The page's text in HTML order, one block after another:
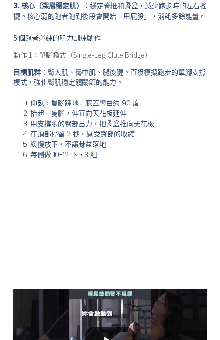
3. 核心（深層穩定肌）
：穩定脊椎和骨盆，減少跑步時的左右搖
擺。核心弱的跑者跑到後段會開始「甩屁股」，消耗多餘能量。
5 個跑者必練的肌力訓練動作
動作 1：單腳橋式（Single-Leg Glute Bridge）
目標肌群：臀大肌、臀中肌、腿後腱。直接模擬跑步的單腳支撐
模式，強化臀肌穩定髖關節的能力。
仰臥，雙腳踩地，膝蓋彎曲約 90 度
抬起一隻腳，伸直向天花板延伸
用支撐腳的臀部出力，把骨盆推向天花板
在頂部停留 2 秒，感受臀部的收縮
緩慢放下，不讓骨盆落地
每側做 10-12 下，3 組